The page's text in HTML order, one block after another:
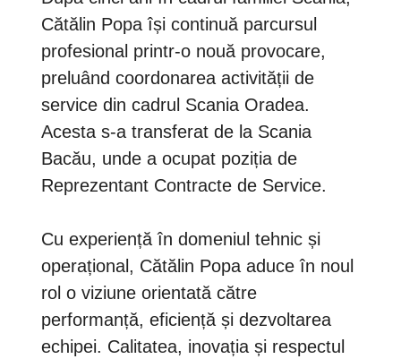
Cătălin Popa își continuă parcursul
profesional printr-o nouă provocare,
preluând coordonarea activității de
service din cadrul Scania Oradea.
Acesta s-a transferat de la Scania
Bacău, unde a ocupat poziția de
Reprezentant Contracte de Service.
Cu experiență în domeniul tehnic și
operațional, Cătălin Popa aduce în noul
rol o viziune orientată către
performanță, eficiență și dezvoltarea
echipei. Calitatea, inovația și respectul